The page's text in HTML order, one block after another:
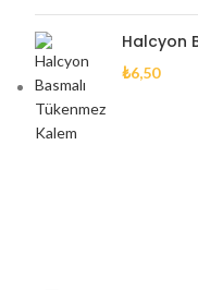
Halcyon
₺6,50